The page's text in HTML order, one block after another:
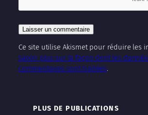
Ce site utilise Akismet pour réduire les
savoir plus sur la façon dont les
commentaires sont traitées.
PLUS DE PUBLICATIONS